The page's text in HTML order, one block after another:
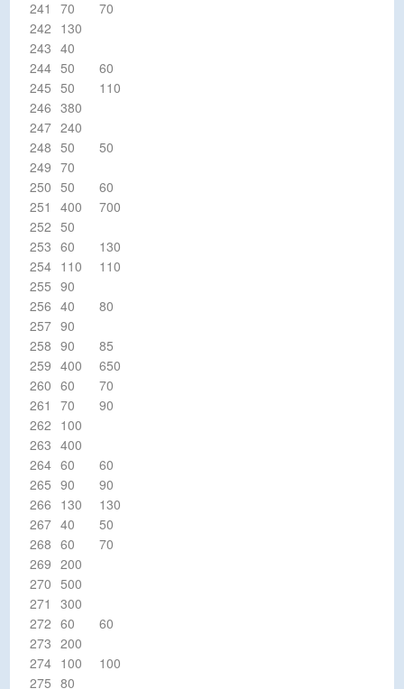
241
70
70
242 130
243 40
244 50
60
245 50
110
246 380
247 240
248 50
50
249 70
250 50
60
251
400
700
252 50
253 60
130
254 110
110
255 90
256 40
80
257 90
258 90
85
259 400
650
260 60
70
261
70
90
262 100
263 400
264 60
60
265 90
90
266 130
130
267 40
50
268 60
70
269 200
270 500
271
300
272 60
60
273 200
274 100
100
275 80